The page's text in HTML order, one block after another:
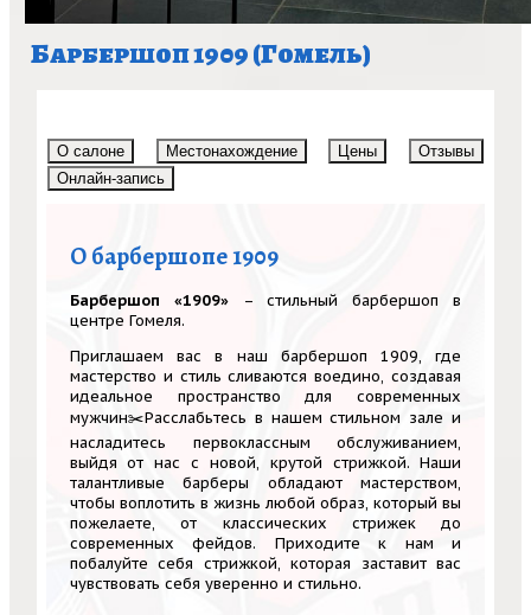
Барбершоп 1909 (Гомель)
О салоне Местонахождение Цены
Отзывы
Онлайн-запись
О барбершопе 1909
Барбершоп «1909»– стильный барбершоп в
центре Гомеля.
Приглашаем вас в наш барбершоп 1909, где
мастерство и стиль сливаются воедино, создавая
идеальное пространство для современных
мужчин✂️Расслабьтесь в нашем стильном зале и
насладитесь первоклассным обслуживанием,
выйдя от нас с новой, крутой стрижкой. Наши
талантливые барберы обладают мастерством,
чтобы воплотить в жизнь любой образ, который вы
пожелаете, от классических стрижек до
современных фейдов. Приходите к нам и
побалуйте себя стрижкой, которая заставит вас
чувствовать себя уверенно и стильно.